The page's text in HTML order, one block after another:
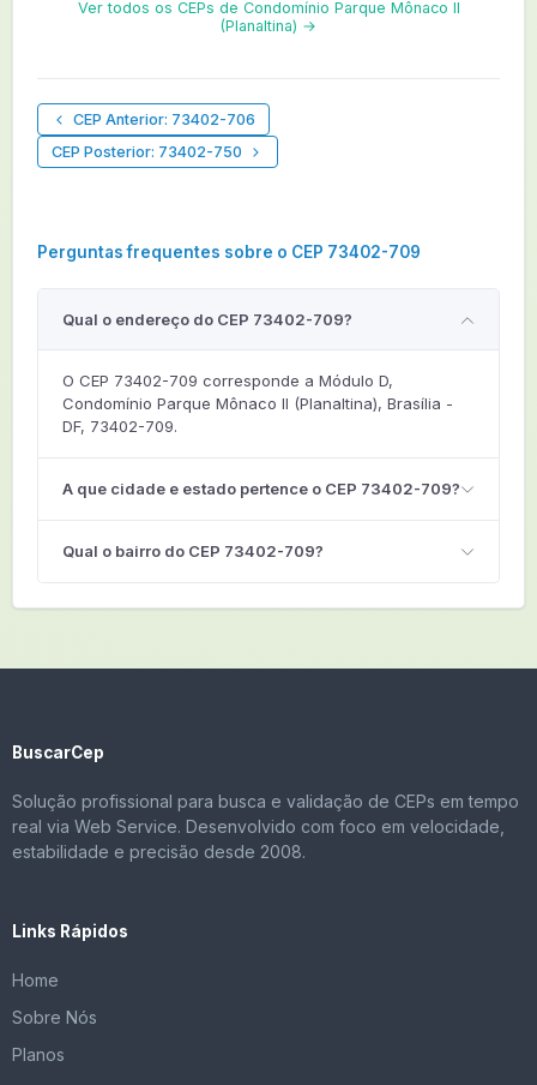
Ver todos os CEPs de Condomínio Parque Mônaco II
(Planaltina) →
CEP Anterior: 73402-706
CEP Posterior: 73402-750
Perguntas frequentes sobre o CEP 73402-709
Qual o endereço do CEP 73402-709?
O CEP 73402-709 corresponde a Módulo D,
Condomínio Parque Mônaco II (Planaltina), Brasília -
DF, 73402-709.
A que cidade e estado pertence o CEP 73402-709?
Qual o bairro do CEP 73402-709?
BuscarCep
Solução profissional para busca e validação de CEPs em tempo
real via Web Service. Desenvolvido com foco em velocidade,
estabilidade e precisão desde 2008.
Links Rápidos
Home
Sobre Nós
Planos